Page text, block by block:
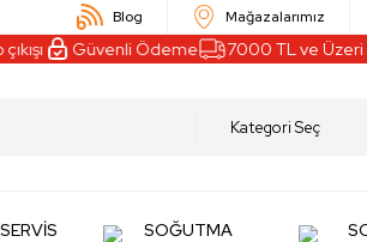
Blog Mağazalarımız
Güvenli Ödeme 7000 TL ve Üzeri
SOĞUTMA